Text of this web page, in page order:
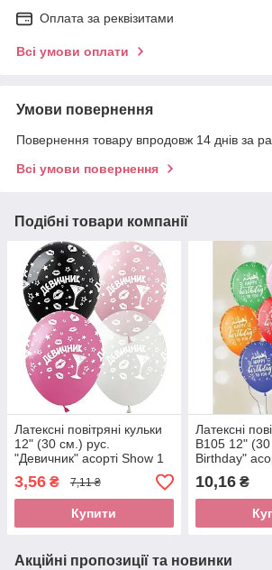
Оплата за реквізитами
Всі умови оплати
Умови повернення
Повернення товару впродовж 14 днів за
Всі умови повернення
Подібні товари компанії
Латексні повітряні кульки
12" (30 см.) рус.
"Девичник" асорті Show 1
шт.
3,56 ₴ 7,11 ₴
Купити
Латексні
В105 12"
Birthday"
шт
10,16₴
Акційні пропозиції та новинки